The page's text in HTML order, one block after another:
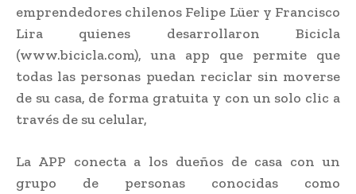
emprendedores chilenos Felipe Lüer y Francisco
Lira quienes desarrollaron Bicicla
(www.bicicla.com), una app que permite que
todas las personas puedan reciclar sin moverse
de su casa, de forma gratuita y con un solo clic a
través de su celular,
La APP conecta a los dueños de casa con un
grupo de personas conocidas como